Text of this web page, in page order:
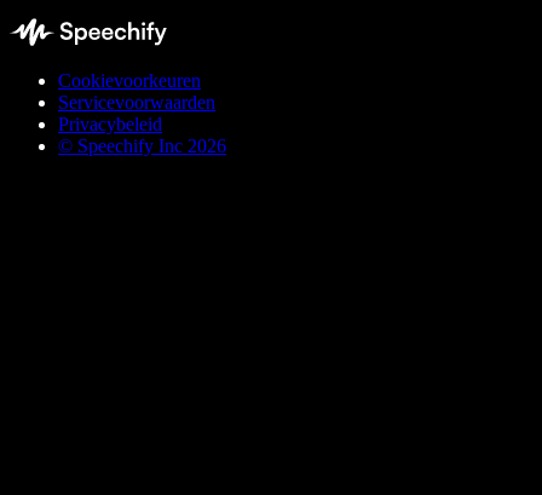
Cookievoorkeuren
Servicevoorwaarden
Privacybeleid
© Speechify Inc 2026